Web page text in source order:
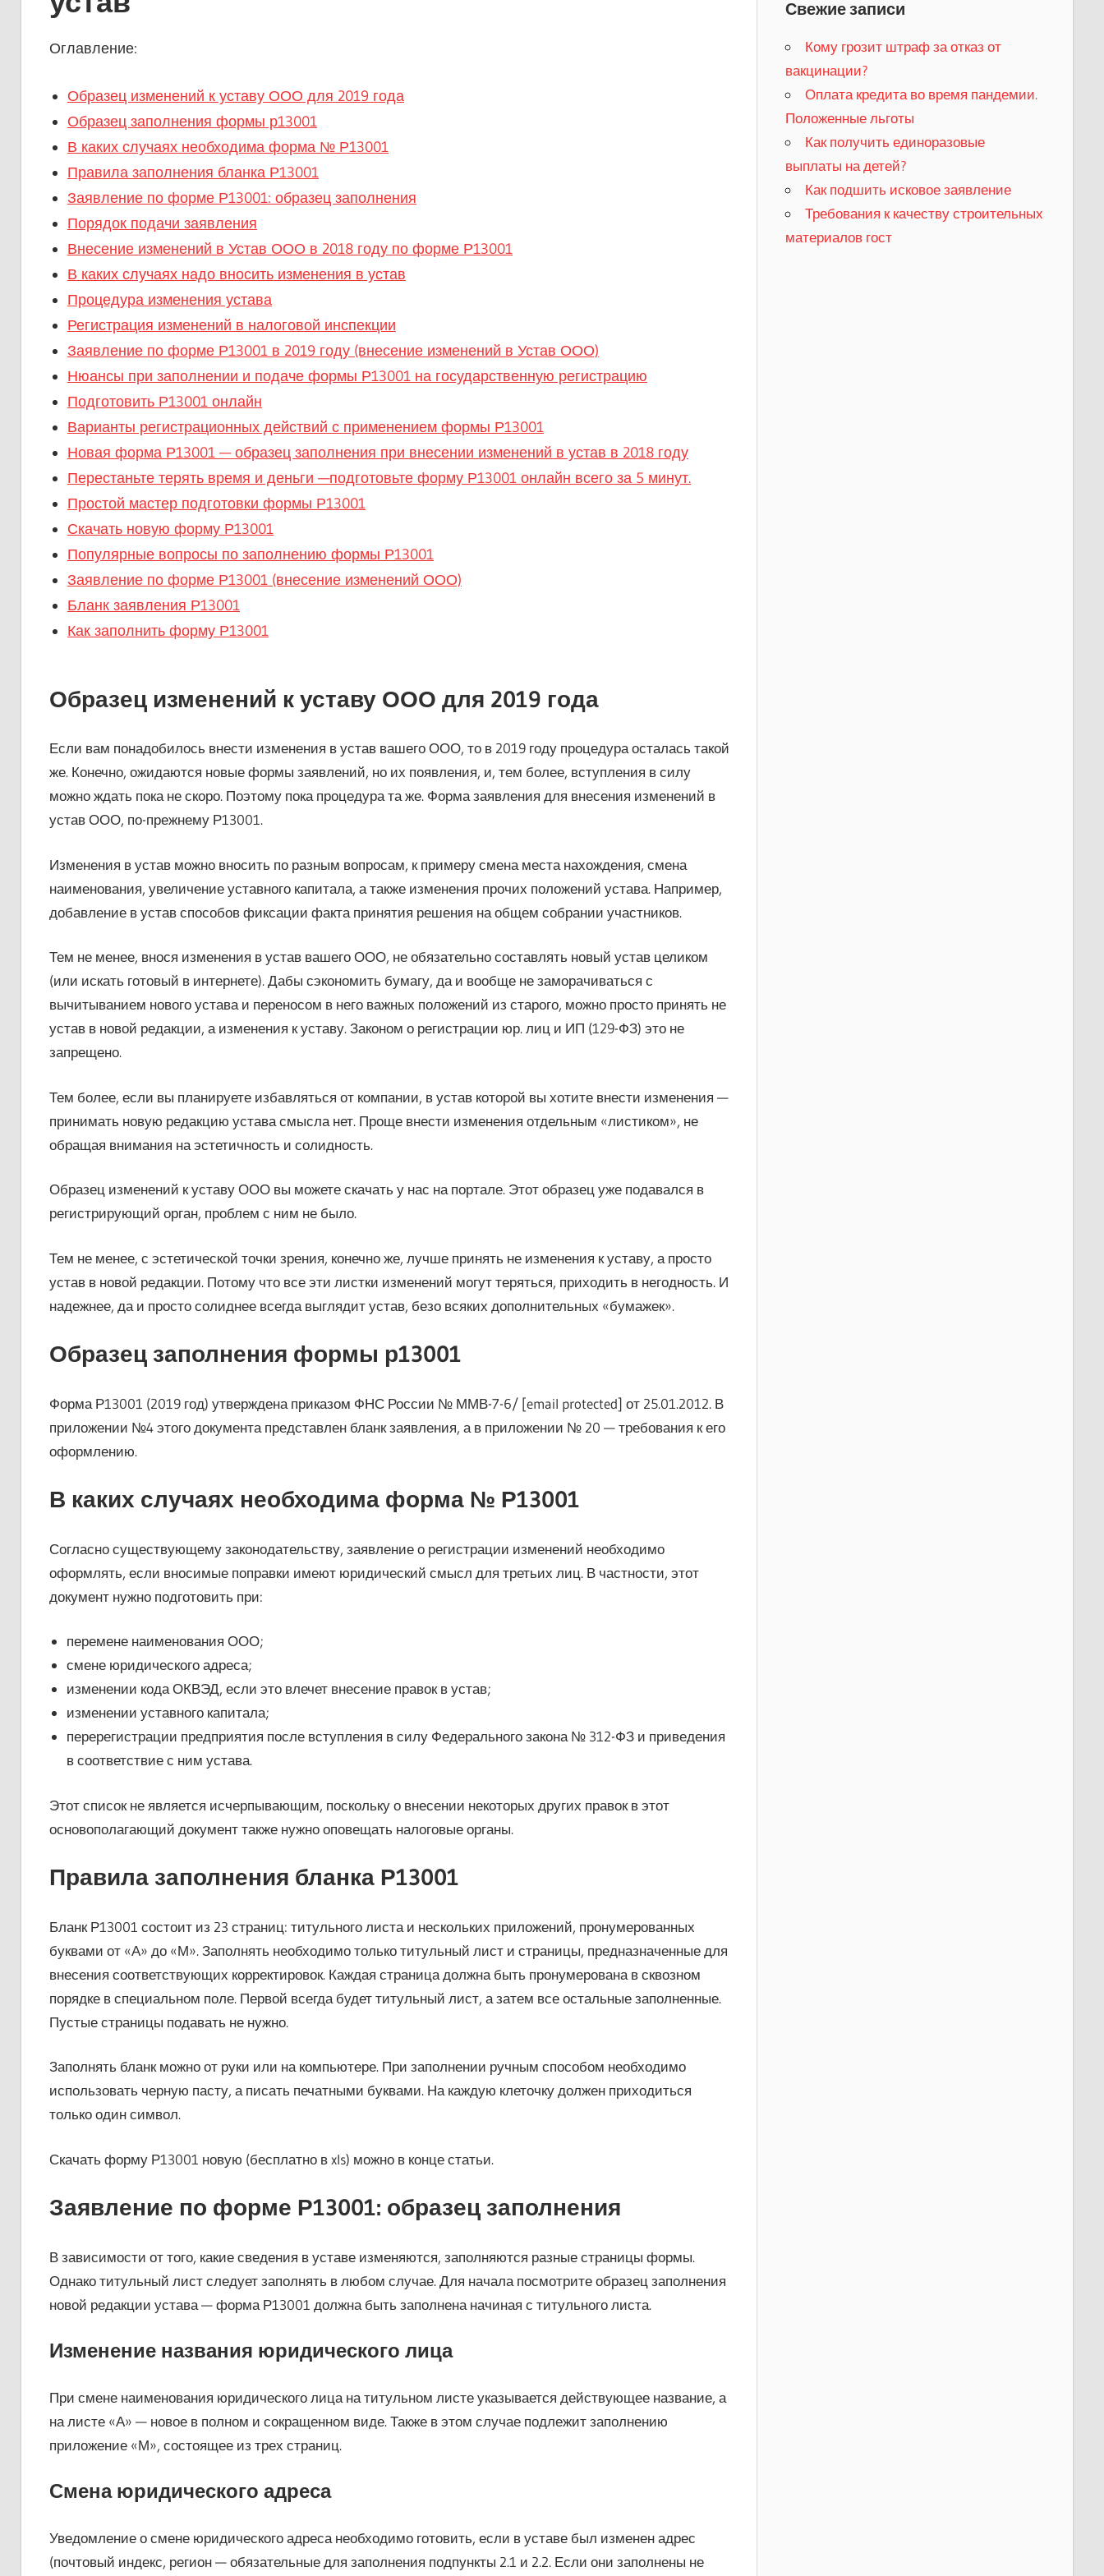
Оглавление:
Образец изменений к уставу ООО для 2019 года
Образец заполнения формы р13001
В каких случаях необходима форма № Р13001
Правила заполнения бланка Р13001
Заявление по форме Р13001: образец заполнения
Порядок подачи заявления
Внесение изменений в Устав ООО в 2018 году по форме Р13001
В каких случаях надо вносить изменения в устав
Процедура изменения устава
Регистрация изменений в налоговой инспекции
Заявление по форме Р13001 в 2019 году (внесение изменений в Устав ООО)
Нюансы при заполнении и подаче формы Р13001 на государственную регистрацию
Подготовить Р13001 онлайн
Варианты регистрационных действий с применением формы Р13001
Новая форма Р13001 — образец заполнения при внесении изменений в устав в 2018 году
Перестаньте терять время и деньги —подготовьте форму Р13001 онлайн всего за 5 минут.
Простой мастер подготовки формы Р13001
Скачать новую форму Р13001
Популярные вопросы по заполнению формы Р13001
Заявление по форме Р13001 (внесение изменений ООО)
Бланк заявления Р13001
Как заполнить форму Р13001
Образец изменений к уставу ООО для 2019 года
Если вам понадобилось внести изменения в устав вашего ООО, то в 2019 году процедура осталась такой
же. Конечно, ожидаются новые формы заявлений, но их появления, и, тем более, вступления в силу
можно ждать пока не скоро. Поэтому пока процедура та же. Форма заявления для внесения изменений в
устав ООО, по-прежнему Р13001.
Изменения в устав можно вносить по разным вопросам, к примеру смена места нахождения, смена
наименования, увеличение уставного капитала, а также изменения прочих положений устава. Например,
добавление в устав способов фиксации факта принятия решения на общем собрании участников.
Тем не менее, внося изменения в устав вашего ООО, не обязательно составлять новый устав целиком
(или искать готовый в интернете). Дабы сэкономить бумагу, да и вообще не заморачиваться с
вычитыванием нового устава и переносом в него важных положений из старого, можно просто принять не
устав в новой редакции, а изменения к уставу. Законом о регистрации юр. лиц и ИП (129-ФЗ) это не
запрещено.
Тем более, если вы планируете избавляться от компании, в устав которой вы хотите внести изменения —
принимать новую редакцию устава смысла нет. Проще внести изменения отдельным «листиком», не
обращая внимания на эстетичность и солидность.
Образец изменений к уставу ООО вы можете скачать у нас на портале. Этот образец уже подавался в
регистрирующий орган, проблем с ним не было.
Тем не менее, с эстетической точки зрения, конечно же, лучше принять не изменения к уставу, а просто
устав в новой редакции. Потому что все эти листки изменений могут теряться, приходить в негодность. И
надежнее, да и просто солиднее всегда выглядит устав, безо всяких дополнительных «бумажек».
Образец заполнения формы р13001
Форма Р13001 (2019 год) утверждена приказом ФНС России № ММВ-7-6/ [email protected] от 25.01.2012. В
приложении №4 этого документа представлен бланк заявления, а в приложении № 20 — требования к его
оформлению.
В каких случаях необходима форма № Р13001
Согласно существующему законодательству, заявление о регистрации изменений необходимо
оформлять, если вносимые поправки имеют юридический смысл для третьих лиц. В частности, этот
документ нужно подготовить при:
перемене наименования ООО;
смене юридического адреса;
изменении кода ОКВЭД, если это влечет внесение правок в устав;
изменении уставного капитала;
перерегистрации предприятия после вступления в силу Федерального закона № 312-ФЗ и приведения
в соответствие с ним устава.
Этот список не является исчерпывающим, поскольку о внесении некоторых других правок в этот
основополагающий документ также нужно оповещать налоговые органы.
Правила заполнения бланка Р13001
Бланк Р13001 состоит из 23 страниц: титульного листа и нескольких приложений, пронумерованных
буквами от «А» до «М». Заполнять необходимо только титульный лист и страницы, предназначенные для
внесения соответствующих корректировок. Каждая страница должна быть пронумерована в сквозном
порядке в специальном поле. Первой всегда будет титульный лист, а затем все остальные заполненные.
Пустые страницы подавать не нужно.
Заполнять бланк можно от руки или на компьютере. При заполнении ручным способом необходимо
использовать черную пасту, а писать печатными буквами. На каждую клеточку должен приходиться
только один символ.
Скачать форму Р13001 новую (бесплатно в xls) можно в конце статьи.
Заявление по форме Р13001: образец заполнения
В зависимости от того, какие сведения в уставе изменяются, заполняются разные страницы формы.
Однако титульный лист следует заполнять в любом случае. Для начала посмотрите образец заполнения
новой редакции устава — форма Р13001 должна быть заполнена начиная с титульного листа.
Изменение названия юридического лица
При смене наименования юридического лица на титульном листе указывается действующее название, а
на листе «А» — новое в полном и сокращенном виде. Также в этом случае подлежит заполнению
приложение «М», состоящее из трех страниц.
Смена юридического адреса
Уведомление о смене юридического адреса необходимо готовить, если в уставе был изменен адрес
(почтовый индекс, регион — обязательные для заполнения подпункты 2.1 и 2.2. Если они заполнены не
Свежие записи
Кому грозит штраф за отказ от
вакцинации?
​Оплата кредита во время пандемии.
Положенные льготы
​Как получить единоразовые
выплаты на детей?
Как подшить исковое заявление
Требования к качеству строительных
материалов гост